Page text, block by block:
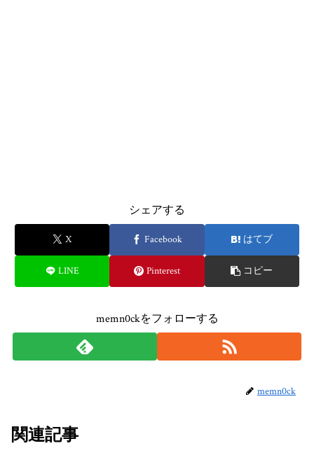
シェアする
X Facebook はてブ
LINE Pinterest コピー
memn0ckをフォローする
memn0ck
関連記事